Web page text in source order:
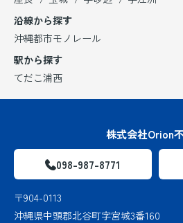
沿線から探す
沖縄都市モノレール
駅から探す
てだこ浦西
株式会社Orion
098-987-8771
〒904-0113
沖縄県中頭郡北谷町字宮城3番160